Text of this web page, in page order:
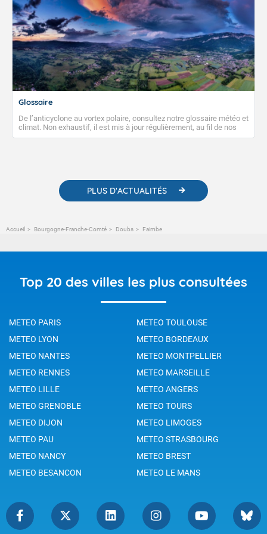
Glossaire
De l’anticyclone au vortex polaire, consultez notre glossaire météo et
climat. Non exhaustif, il est mis à jour régulièrement, au fil de nos
publications. Vous y trouverez également des liens utiles vers nos
PLUS D'ACTUALITÉS
Accueil Bourgogne-Franche-Comté Doubs Faimbe
Top 20 des villes les plus consultées
METEO PARIS
METEO TOULOUSE
METEO LYON
METEO BORDEAUX
METEO NANTES
METEO MONTPELLIER
METEO RENNES
METEO MARSEILLE
METEO LILLE
METEO ANGERS
METEO GRENOBLE
METEO TOURS
METEO DIJON
METEO LIMOGES
METEO PAU
METEO STRASBOURG
METEO NANCY
METEO BREST
METEO BESANCON
METEO LE MANS